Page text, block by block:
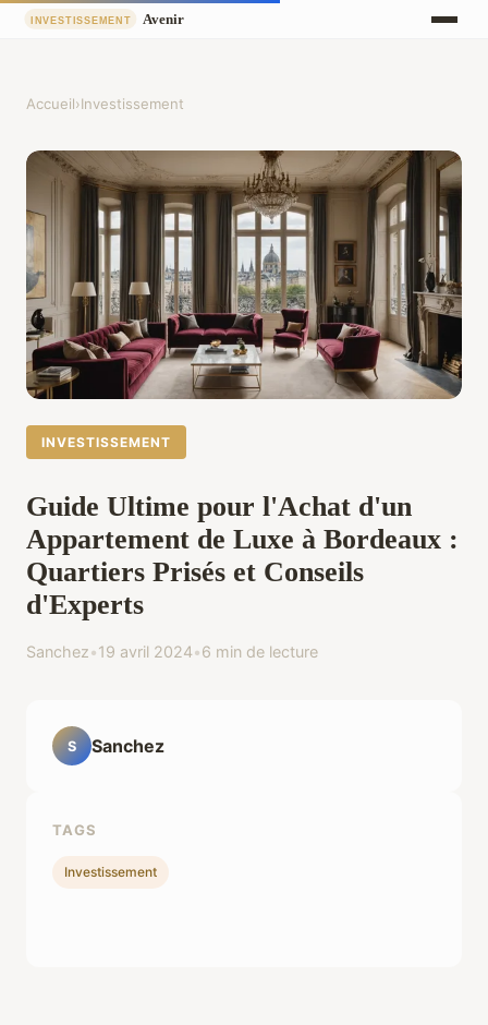
Accueil›Investissement
INVESTISSEMENT
Guide Ultime pour l'Achat d'un
Appartement de Luxe à Bordeaux :
Quartiers Prisés et Conseils
d'Experts
Sanchez•19 avril 2024•6 min de lecture
S Sanchez
TAGS
Investissement